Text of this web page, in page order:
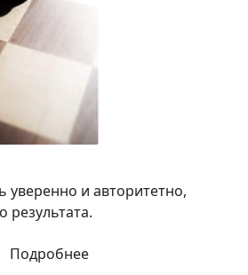
уверенно и авторитетно,
результата.
Подробнее